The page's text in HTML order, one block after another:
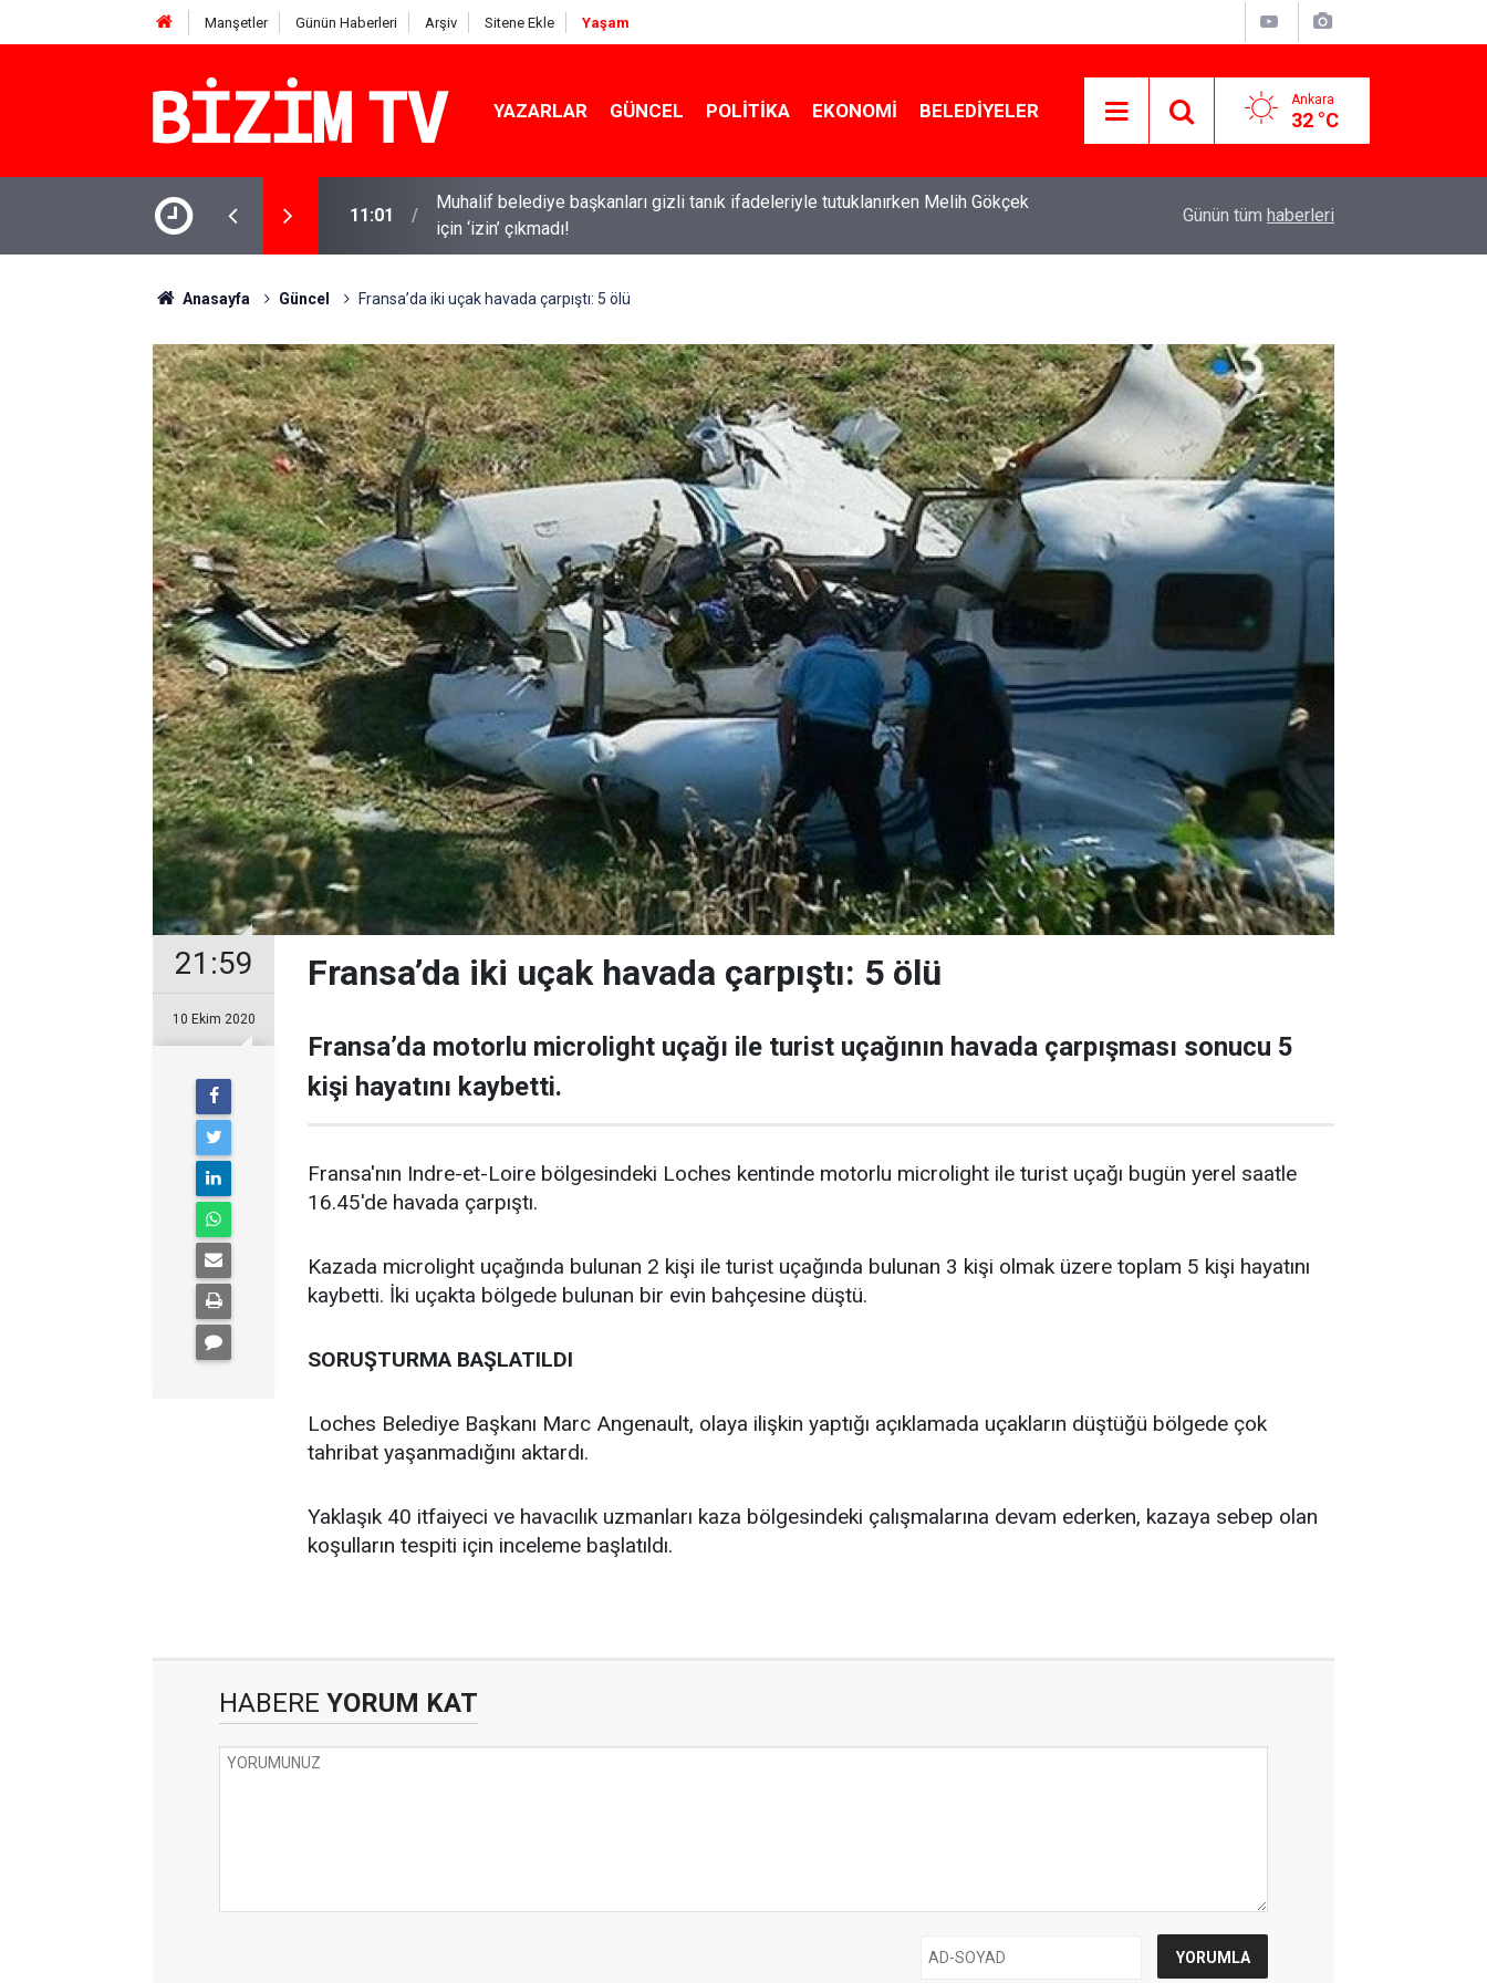
Manşetler Günün Haberleri Arşiv Sitene Ekle Yaşam
YAZARLAR GÜNCEL POLITIKA EKONOMI BELEDIYELER Ankara
32 °C
11:01
Muhalif belediye başkanları gizli tanık ifadeleriyle tutuklanırken Melih Gökçek
için ‘izin’ çıkmadı!
Kanlı saldırıların ardından okullarda yeni dönem başlıyor!
YSK'dan YENİ Parti kararı: 15 yıllık temsilci
Günün tüm haberleri
Anasayfa Güncel Fransa’da iki uçak havada çarpıştı: 5 ölü
21:59
10 Ekim 2020
Fransa’da iki uçak havada çarpıştı: 5 ölü
Fransa’da motorlu microlight uçağı ile turist uçağının havada çarpışması sonucu 5
kişi hayatını kaybetti.
Fransa'nın Indre-et-Loire bölgesindeki Loches kentinde motorlu microlight ile turist uçağı bugün yerel saatle
16.45'de havada çarpıştı.
Kazada microlight uçağında bulunan 2 kişi ile turist uçağında bulunan 3 kişi olmak üzere toplam 5 kişi hayatını
kaybetti. İki uçakta bölgede bulunan bir evin bahçesine düştü.
SORUŞTURMA BAŞLATILDI
Loches Belediye Başkanı Marc Angenault, olaya ilişkin yaptığı açıklamada uçakların düştüğü bölgede çok
tahribat yaşanmadığını aktardı.
Yaklaşık 40 itfaiyeci ve havacılık uzmanları kaza bölgesindeki çalışmalarına devam ederken, kazaya sebep olan
koşulların tespiti için inceleme başlatıldı.
HABERE YORUM KAT